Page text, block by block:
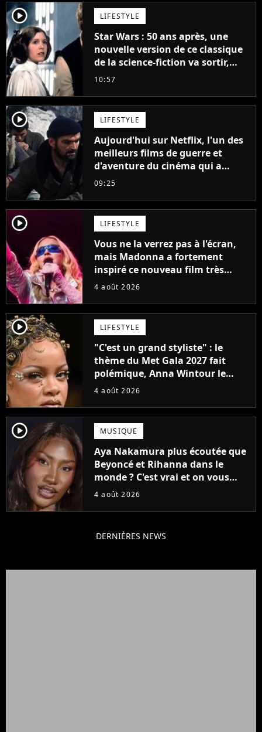
player2 LIFESTYLE
Star Wars : 50 ans après, une
nouvelle version de ce classique
de la science-fiction va sortir,
mais on ne la verra jamais en
10:57
player2 LIFESTYLE
Aujourd'hui sur Netflix, l'un des
meilleurs films de guerre et
d'aventure du cinéma qui a
connu un succès retentissant à
09:25
player2 LIFESTYLE
Vous ne la verrez pas à l'écran,
mais Madonna a fortement
inspiré ce nouveau film très
attendu
4 août 2026
player2 LIFESTYLE
"C'est un grand styliste" : le
thème du Met Gala 2027 fait
polémique, Anna Wintour le
défend
4 août 2026
player2 MUSIQUE
Aya Nakamura plus écoutée que
Beyoncé et Rihanna dans le
monde ? C'est vrai et on vous
explique pourquoi !
4 août 2026
DERNIÈRES NEWS